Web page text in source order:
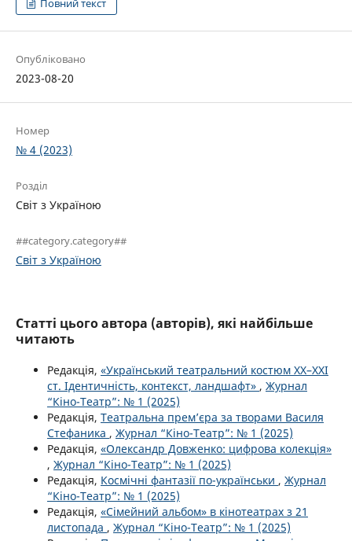
Повний текст
Опубліковано
2023-08-20
Номер
№ 4 (2023)
Розділ
Світ з Україною
##category.category##
Світ з Україною
Статті цього автора (авторів), які найбільше
читають
Редакція, «Український театральний костюм XX–XXI
ст. Ідентичність, контекст, ландшафт» , Журнал
“Кіно-Театр”: № 1 (2025)
Редакція, Театральна прем’єра за творами Василя
Стефаника , Журнал “Кіно-Театр”: № 1 (2025)
Редакція, «Олександр Довженко: цифрова колекція»
, Журнал “Кіно-Театр”: № 1 (2025)
Редакція, Космічні фантазії по-українськи , Журнал
“Кіно-Театр”: № 1 (2025)
Редакція, «Сімейний альбом» в кінотеатрах з 21
листопада , Журнал “Кіно-Театр”: № 1 (2025)